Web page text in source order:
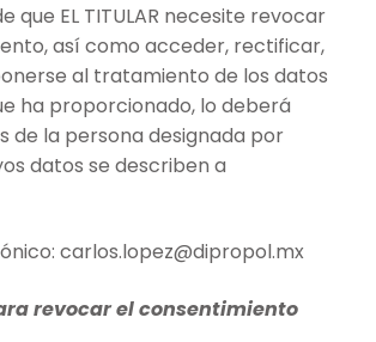
que EL TITULAR necesite revocar
así como acceder, rectificar,
al tratamiento de los datos
ha proporcionado, lo deberá
de la persona designada por
datos se describen a
carlos.lopez@dipropol.mx
revocar el consentimiento